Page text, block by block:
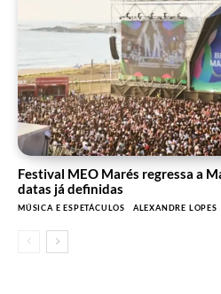
Festival MEO Marés regressa a
datas já definidas
MÚSICA E ESPETÁCULOS ALEXANDRE LOPES